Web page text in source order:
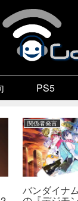
PS5
関係者発言
バンダイナ